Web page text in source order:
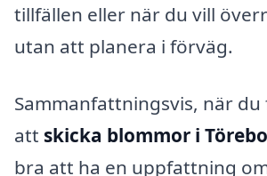
tillfällen eller när du vill
utan att planera i förväg.
Sammanfattningsvis, när
att skicka blommor i
bra att ha en uppfattning